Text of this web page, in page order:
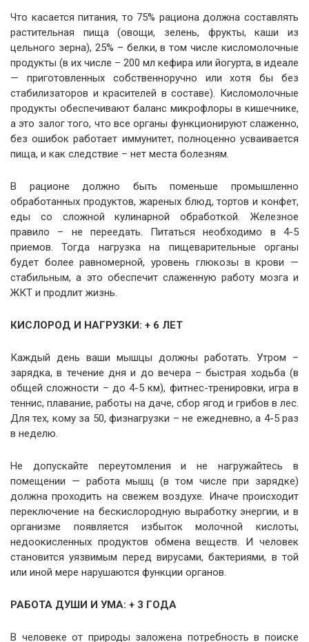
Что касается питания, то 75% рациона должна составлять
растительная пища (овощи, зелень, фрукты, каши из
цельного зерна), 25% – белки, в том числе кисломолочные
продукты (в их числе – 200 мл кефира или йогурта, в идеале
— приготовленных собственноручно или хотя бы без
стабилизаторов и красителей в составе). Кисломолочные
продукты обеспечивают баланс микрофлоры в кишечнике,
а это залог того, что все органы функционируют слаженно,
без ошибок работает иммунитет, полноценно усваивается
пища, и как следствие – нет места болезням.
В рационе должно быть поменьше промышленно
обработанных продуктов, жареных блюд, тортов и конфет,
еды со сложной кулинарной обработкой. Железное
правило – не переедать. Питаться необходимо в 4-5
приемов. Тогда нагрузка на пищеварительные органы
будет более равномерной, уровень глюкозы в крови —
стабильным, а это обеспечит слаженную работу мозга и
ЖКТ и продлит жизнь.
КИСЛОРОД И НАГРУЗКИ: + 6 ЛЕТ
Каждый день ваши мышцы должны работать. Утром –
зарядка, в течение дня и до вечера – быстрая ходьба (в
общей сложности – до 4-5 км), фитнес-тренировки, игра в
теннис, плавание, работы на даче, сбор ягод и грибов в лес.
Для тех, кому за 50, физнагрузки – не ежедневно, а 4-5 раз
в неделю.
Не допускайте переутомления и не нагружайтесь в
помещении — работа мышц (в том числе при зарядке)
должна проходить на свежем воздухе. Иначе происходит
переключение на бескислородную выработку энергии, и в
организме появляется избыток молочной кислоты,
недоокисленных продуктов обмена веществ. И человек
становится уязвимым перед вирусами, бактериями, в той
или иной мере нарушаются функции органов.
РАБОТА ДУШИ И УМА: + 3 ГОДА
В человеке от природы заложена потребность в поиске